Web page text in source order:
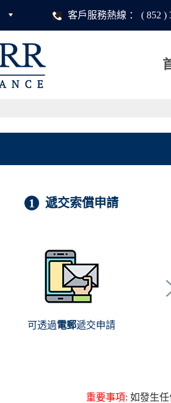
客戶服務熱線 ： ( 852 )
1 遞交索償申請
可透過電郵遞交申請
重要事項: 如發生任